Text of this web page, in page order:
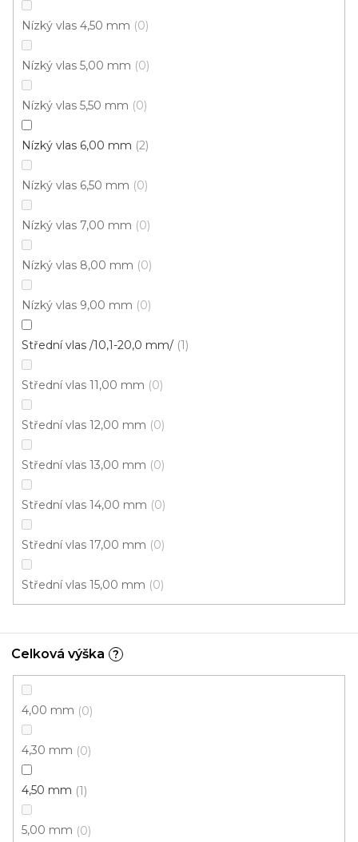
Nízký vlas 4,50 mm 0
Nízký vlas 5,00 mm 0
Nízký vlas 5,50 mm 0
Nízký vlas 6,00 mm 2
Nízký vlas 6,50 mm 0
Nízký vlas 7,00 mm 0
Nízký vlas 8,00 mm 0
Nízký vlas 9,00 mm 0
Střední vlas /10,1-20,0 mm/ 1
Střední vlas 11,00 mm 0
Střední vlas 12,00 mm 0
Střední vlas 13,00 mm 0
Střední vlas 14,00 mm 0
Střední vlas 17,00 mm 0
Střední vlas 15,00 mm 0
Celková výška ?
4,00 mm 0
4,30 mm 0
4,50 mm 1
5,00 mm 0
Koberec metráž ALFA / Filc 86
649 Kč/ m2
5 m 4 m
Koberec metráž DUBLIN / AB 202
734 Kč/ m2
5 m 4 m